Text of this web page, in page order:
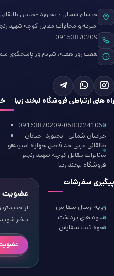
خراسان شمالی - بجنورد -خیابان
امیریه و مخابرات مقابل کوچه شهید
09153870209
هفت روز هفته، شبانه‌روز پاسخگوی
راه های ارتباطی فروشگاه لبخند زیبا
09153870209-05832241060
خراسان شمالی - بجنورد -خیابان
طالقانی غربی حد فاصل چهاراه امیریه و
مخابرات مقابل کوچه شهید رنجبر
فروشگاه لبخند زیبا
پیگیری سفارشات
رویه ارسال سفارش
شیوه های پرداخت
نحوه ثبت سفارش
عضویت
از
باخبر شوید